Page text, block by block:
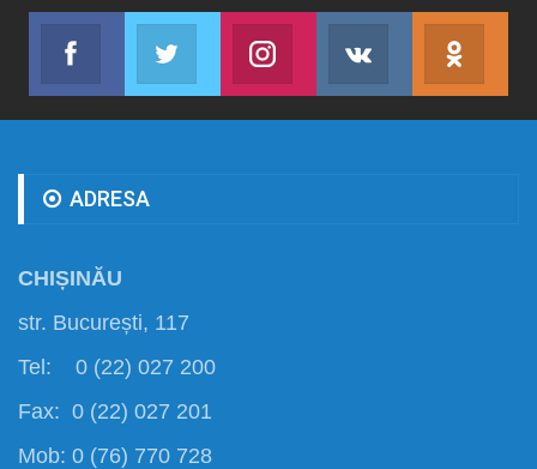
Facebook
Abonează-te
Twitter
Join us on TwitterJoin us on Instagram
Abonează-te
ADRESA
CHIȘINĂU
str. București, 117
Tel: 0 (22) 027 200
Fax: 0 (22) 027 201
Mob: 0 (76) 770 728